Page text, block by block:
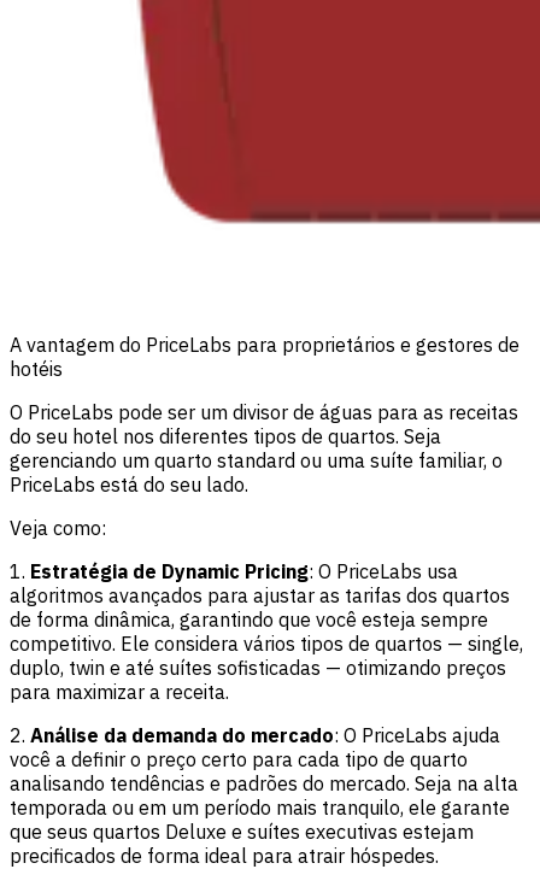
A vantagem do PriceLabs para proprietários e gestores de
hotéis
O PriceLabs pode ser um divisor de águas para as receitas
do seu hotel nos diferentes tipos de quartos. Seja
gerenciando um quarto standard ou uma suíte familiar, o
PriceLabs está do seu lado.
Veja como:
1. Estratégia de Dynamic Pricing: O PriceLabs usa
algoritmos avançados para ajustar as tarifas dos quartos
de forma dinâmica, garantindo que você esteja sempre
competitivo. Ele considera vários tipos de quartos — single,
duplo, twin e até suítes sofisticadas — otimizando preços
para maximizar a receita.
2. Análise da demanda do mercado: O PriceLabs ajuda
você a definir o preço certo para cada tipo de quarto
analisando tendências e padrões do mercado. Seja na alta
temporada ou em um período mais tranquilo, ele garante
que seus quartos Deluxe e suítes executivas estejam
precificados de forma ideal para atrair hóspedes.